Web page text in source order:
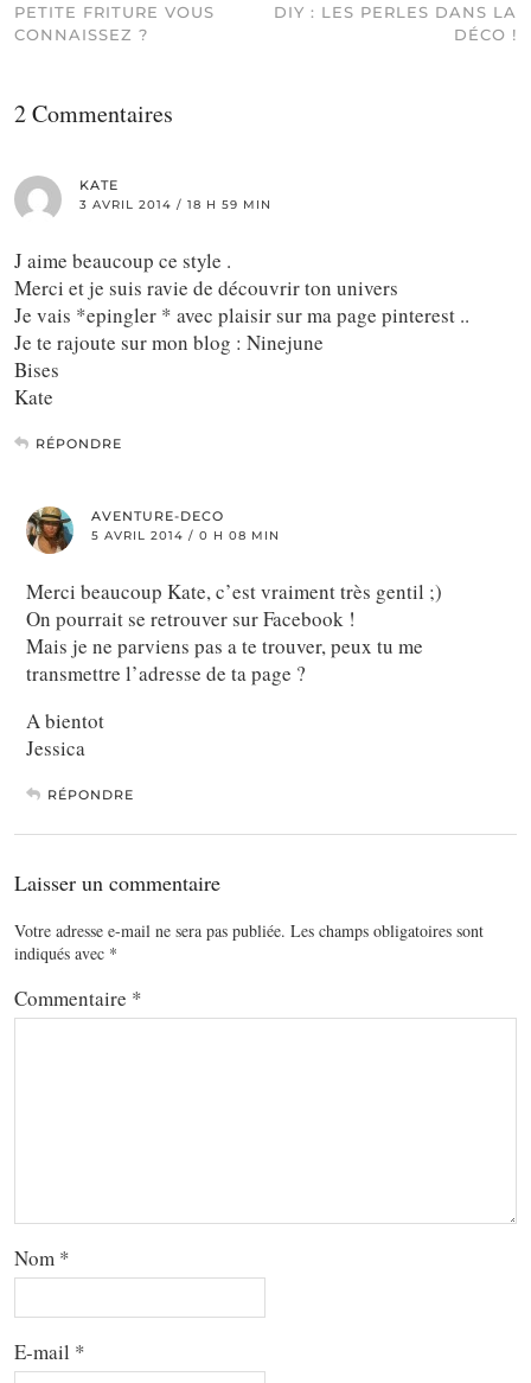
PETITE FRITURE VOUS
CONNAISSEZ ?
DIY : LES PERLES DANS LA
DÉCO !
2 Commentaires
KATE
3 AVRIL 2014 / 18 H 59 MIN
J aime beaucoup ce style .
Merci et je suis ravie de découvrir ton univers
Je vais *epingler * avec plaisir sur ma page pinterest ..
Je te rajoute sur mon blog : Ninejune
Bises
Kate
RÉPONDRE
AVENTURE-DECO
5 AVRIL 2014 / 0 H 08 MIN
Merci beaucoup Kate, c’est vraiment très gentil ;)
On pourrait se retrouver sur Facebook !
Mais je ne parviens pas a te trouver, peux tu me
transmettre l’adresse de ta page ?
A bientot
Jessica
RÉPONDRE
Laisser un commentaire
Votre adresse e-mail ne sera pas publiée. Les champs obligatoires sont
indiqués avec *
Commentaire *
Nom *
E-mail *